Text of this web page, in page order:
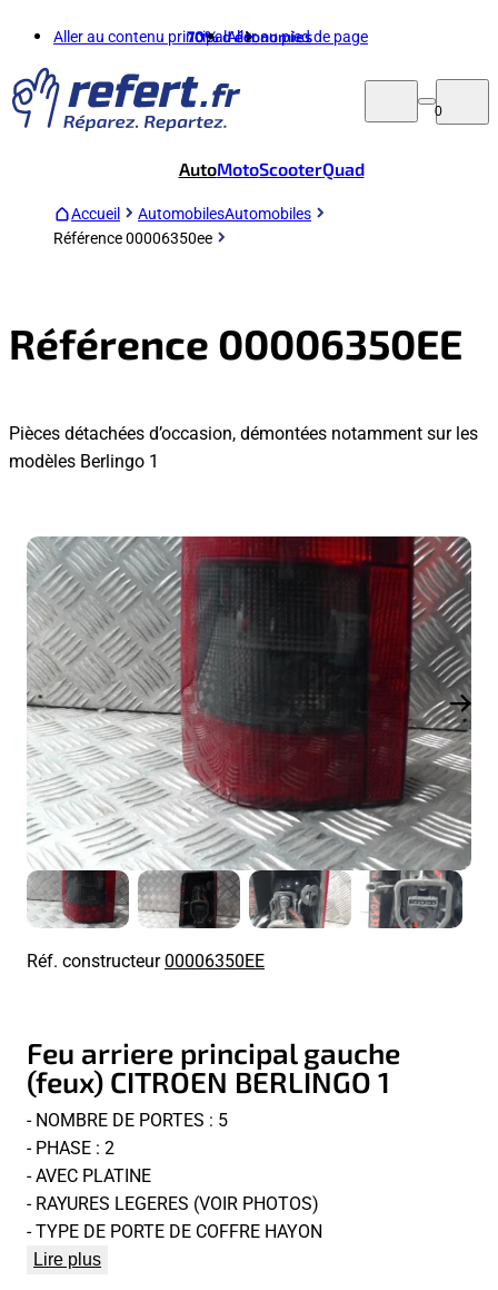
Aller au contenu principalAller au pied de page
70%d'économies
0
AutoMotoScooterQuad
Accueil AutomobilesAutomobiles
Référence 00006350ee
Référence 00006350EE
Pièces détachées d’occasion, démontées notamment sur les
modèles Berlingo 1
Réf. constructeur00006350EE
Feu arriere principal gauche
(feux) CITROEN BERLINGO 1
- NOMBRE DE PORTES : 5
- PHASE : 2
- AVEC PLATINE
- RAYURES LEGERES (VOIR PHOTOS)
- TYPE DE PORTE DE COFFRE HAYON
Lire plus